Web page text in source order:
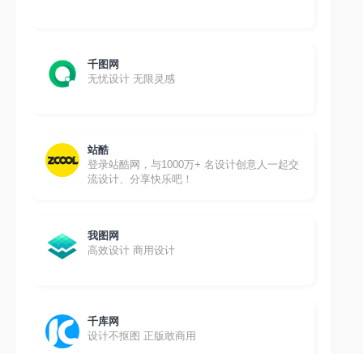
千图网
无忧设计 无限灵感
站酷
登录站酷网，与1000万+ 名设计创意人一起交
流设计、分享快乐吧！
我图网
高效设计 商用设计
千库网
设计不抠图 正版敢商用